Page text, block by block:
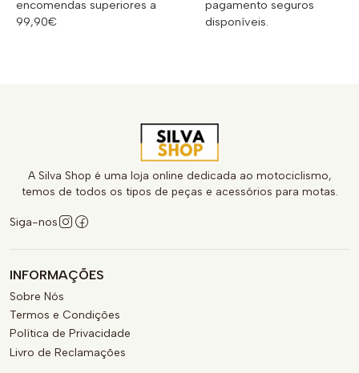
encomendas superiores a
99,90€
pagamento seguros
disponíveis.
A Silva Shop é uma loja online dedicada ao motociclismo,
temos de todos os tipos de peças e acessórios para motas.
Siga-nos
INFORMAÇÕES
Sobre Nós
Termos e Condições
Política de Privacidade
Livro de Reclamações